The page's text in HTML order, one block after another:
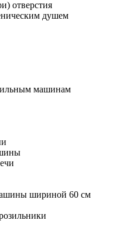
отверстия
душем
машинам
шириной 60 см